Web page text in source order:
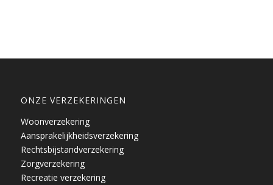
ONZE VERZEKERINGEN
Woonverzekering
Aansprakelijkheidsverzekering
Rechtsbijstandverzekering
Zorgverzekering
Recreatie verzekering